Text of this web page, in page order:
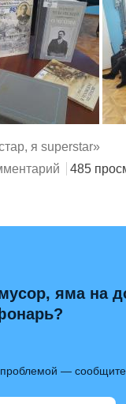
я superstar»
485
яма на
проблемой —